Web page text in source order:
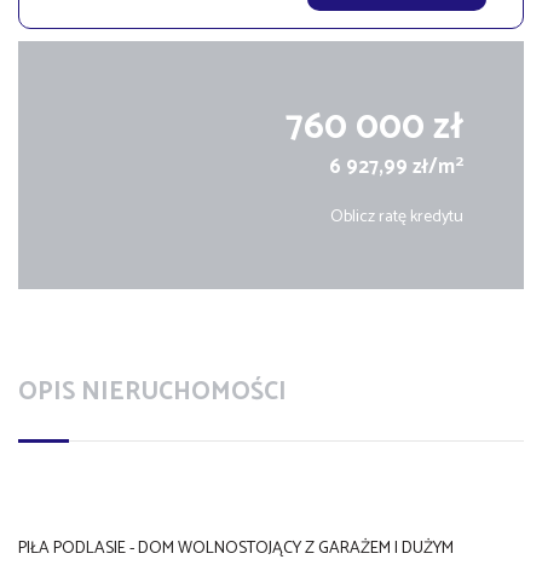
760 000 zł
6 927,99 zł/m2
Oblicz ratę kredytu
OPIS NIERUCHOMOŚCI
PIŁA PODLASIE - DOM WOLNOSTOJĄCY Z GARAŻEM I DUŻYM